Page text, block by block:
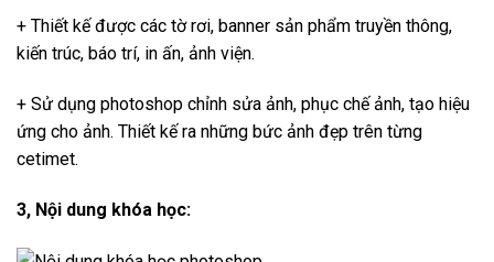
+ Thiết kế được các tờ rơi, banner sản phẩm truyền thông,
kiến trúc, báo trí, in ấn, ảnh viện.
+ Sử dụng photoshop chỉnh sửa ảnh, phục chế ảnh, tạo hiệu
ứng cho ảnh. Thiết kế ra những bức ảnh đẹp trên từng
cetimet.
3, Nội dung khóa học: